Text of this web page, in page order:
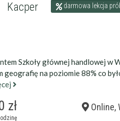
Kacper darmowa lekcja
Szkoły głównej handlowej w
geografię na poziomie 88% co
zł Online,